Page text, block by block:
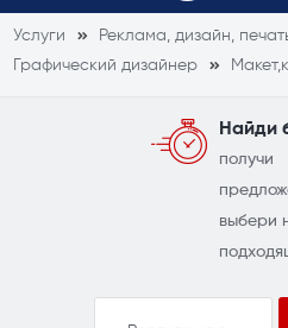
Услуги
Реклама, дизайн,
Графический дизайнер
Найди
получи
выбери